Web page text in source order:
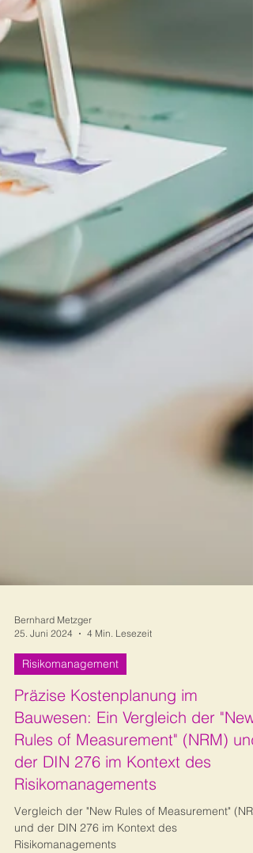
Bernhard Metzger
25. Juni 2024
4 Min. Lesezeit
Risikomanagement
Präzise Kostenplanung im
Bauwesen: Ein Vergleich der "New
Rules of Measurement" (NRM) und
der DIN 276 im Kontext des
Risikomanagements